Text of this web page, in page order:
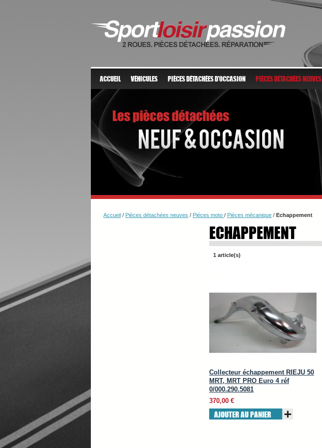
ACCUEIL VÉHICULES PIÈCES DÉTACHÉES D'OCCASION PIÈCES DÉTACHÉES NEUVES
Accueil / Pièces détachées neuves / Piéces moto / Pièces mécanique / Echappement
ECHAPPEMENT
1 article(s)
Collecteur échappement RIEJU 50
MRT, MRT PRO Euro 4 réf
0/000.290.5081
370,00 €
AJOUTER AU PANIER